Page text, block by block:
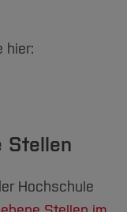
hier:
Stellen
Hochschule